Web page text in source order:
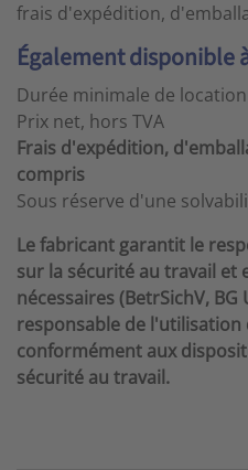
frais d'expédition,
Également disponible
Durée minimale de
Prix net, hors TVA
Frais d'expédition,
compris
Sous réserve d'une
Le fabricant garantit le
sur la sécurité au travail et
nécessaires (BetrSichV,
responsable de l'utilisation
conformément aux
sécurité au travail.